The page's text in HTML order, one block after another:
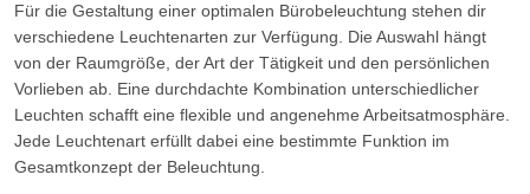
Für die Gestaltung einer optimalen Bürobeleuchtung stehen dir
verschiedene Leuchtenarten zur Verfügung. Die Auswahl hängt
von der Raumgröße, der Art der Tätigkeit und den persönlichen
Vorlieben ab. Eine durchdachte Kombination unterschiedlicher
Leuchten schafft eine flexible und angenehme Arbeitsatmosphäre.
Jede Leuchtenart erfüllt dabei eine bestimmte Funktion im
Gesamtkonzept der Beleuchtung.